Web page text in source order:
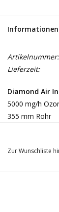
Informationen
Lieferzeit:
Diamond Air
5000 mg/h
355 mm Rohr
High (100%) =
Zur Wunschliste